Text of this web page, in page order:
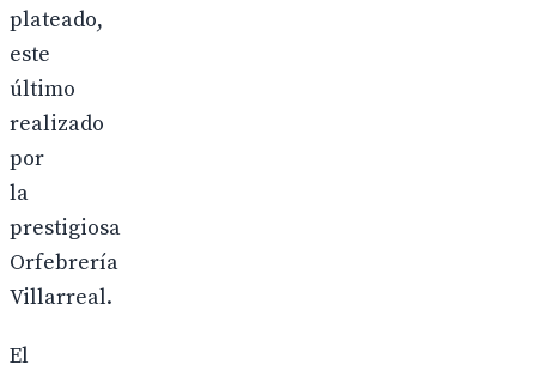
plateado,
este
último
realizado
por
la
prestigiosa
Orfebrería
Villarreal.
El